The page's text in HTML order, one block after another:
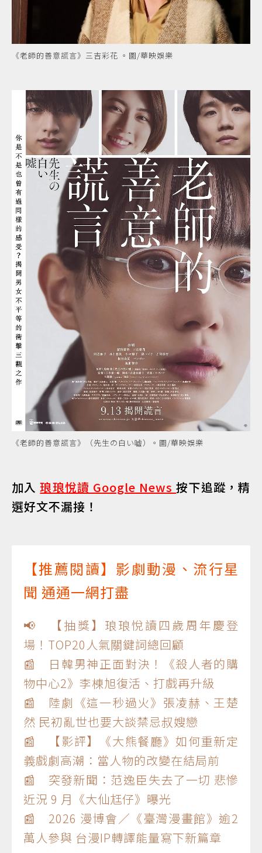
《老師的善意謊言》三吉彩花 。圖/華映娛樂
《老師的善意謊言》（先生の白い嘘）。圖/華映娛樂
加入琅琅悅讀 Google News按下追蹤，精
選好文不漏接！
【推薦閱讀】影劇動漫、流行星
聞 通通一網打盡
📢 【抽獎】琅琅悅讀四歲周年慶登
場！TOP20人氣關鍵詞總回顧
📰 日韓男神正面對決！《殺人者的購
物中心2》李棟旭復活、打戲再升級
📰 陸劇《這一秒過火》張凌赫、王楚
然 民初亂世也要大談禁忌叔嫂戀
📰 【影評】《大熊餐廳》如何重新定
義戲劇高潮：當人物的改變在結局前
📰 突發新聞：范逸臣失去了一切 悲慘
近況 9 月《大仙尪仔》曝光
📰 2026 漫博會／《臺灣漫畫館》逾2
萬人參與 台漫IP轉譯能量寫下新篇章